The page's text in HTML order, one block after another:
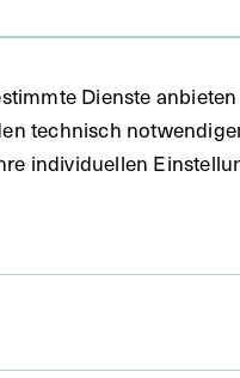
Dienste
technisch
individuellen